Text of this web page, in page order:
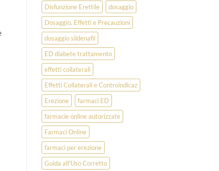
Disfunzione Erettile
dosaggio
Dosaggio, Effetti e Precauzioni
dosaggio sildenafil
ED diabete trattamento
effetti collaterali
Effetti Collaterali e Controindicaz
Erezione
farmaci ED
farmacie online autorizzate
Farmaci Online
farmaci per erezione
Guida all'Uso Corretto